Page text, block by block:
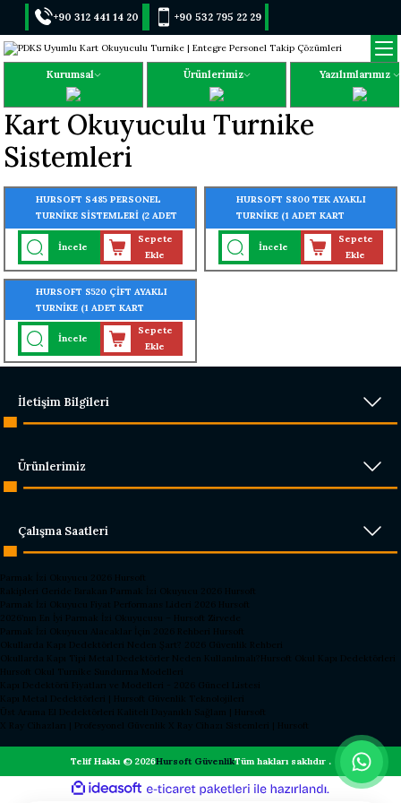
+90 312 441 14 20 +90 532 795 22 29
Kurumsal Ürünlerimiz Yazılımlarımız
Kart Okuyuculu Turnike
Sistemleri
HURSOFT S485 PERSONEL
TURNİKE SİSTEMLERİ (2 ADET
KART OKUYUCU TURNİKEYE
MONTELİ)
İncele
Sepete
Ekle
HURSOFT S800 TEK AYAKLI
TURNİKE (1 ADET KART
OKUYUCU TURNİKEYE
MONTELİ)
İncele
Sepete
Ekle
HURSOFT S520 ÇİFT AYAKLI
TURNİKE (1 ADET KART
OKUYUCU TURNİKEYE
MONTELİ)
İncele
Sepete
Ekle
İletişim Bilgileri
Ürünlerimiz
Çalışma Saatleri
Parmak İzi Okuyucu 2026 Hursoft
Rakipleri Geride Bırakan Parmak İzi Okuyucu 2026 Hursoft
Parmak İzi Okuyucu Fiyat Performans Lideri 2026 Hursoft
2026’nın En İyi Parmak İzi Okuyucusu – Hursoft Zirvede
Parmak İzi Okuyucu Alacaklar İçin 2026 Rehberi Hursoft
Okullarda Kapı Dedektörleri Neden Şart? 2026 Güvenlik Rehberi
Okullarda Kapı Tipi Metal Dedektörler Neden Kullanılmalı?Hursoft Okul Kapı Dedektörleri
Hursoft Okul Turnike Sundurma Modelleri
Kapı Dedektörü Fiyatları ve Modelleri - 2026 Güncel Listesi
Kapı Metal Dedektörleri | Hursoft Güvenlik Teknolojileri
Üst Arama El Dedektörleri Kaliteli Dayanıklı Sağlam | Hursoft
X Ray Cihazları | Profesyonel Güvenlik X Ray Cihazı Sistemleri | Hursoft
Telif Hakkı © 2026Hursoft GüvenlikTüm hakları saklıdır .
ideasoft
e-